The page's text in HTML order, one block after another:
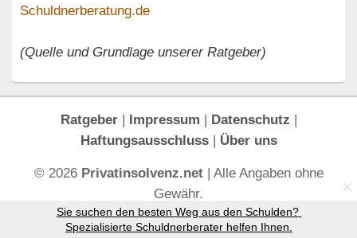
Schuldnerberatung.de
(Quelle und Grundlage unserer Ratgeber)
Ratgeber| Impressum | Datenschutz |
Haftungsausschluss| Über uns
© 2026 Privatinsolvenz.net| Alle Angaben ohne
Gewähr.
Sie suchen den besten Weg aus den Schulden?
Spezialisierte Schuldnerberater helfen Ihnen.